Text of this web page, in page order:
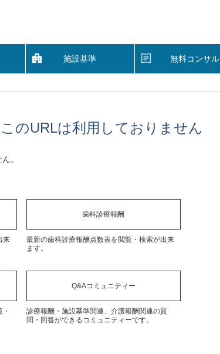
施設基準 無料コンサル
のURLは利用しておりません
。
来
歯科診療報酬
最新の歯科診療報酬点数表を閲覧・検索が出来
ます。
Q&Aコミュニティー
診療報酬・施設基準関連、介護報酬関連の質
問・回答ができるコミュニティーです。